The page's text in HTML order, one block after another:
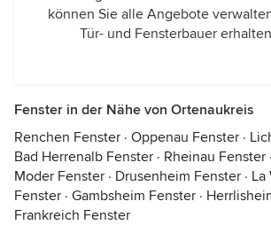
können Sie alle Angebote
Tür- und Fensterbauer
Fenster in der Nähe von Ortenaukreis
Renchen Fenster · Oppenau Fenster ·
Bad Herrenalb Fenster · Rheinau Fenster ·
Moder Fenster · Drusenheim Fenster · La
Fenster · Gambsheim Fenster ·
Frankreich Fenster